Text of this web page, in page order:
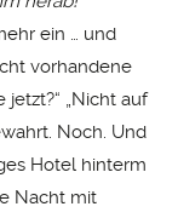
ein … und
vorhandene
„Nicht auf
Noch. Und
Hotel hinterm
Nacht mit